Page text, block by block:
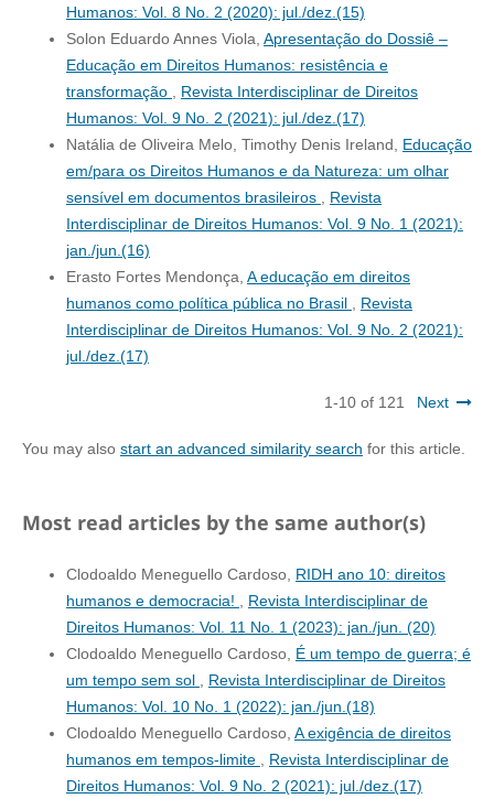
Humanos: Vol. 8 No. 2 (2020): jul./dez.(15)
Solon Eduardo Annes Viola, Apresentação do Dossiê –
Educação em Direitos Humanos: resistência e
transformação
Revista Interdisciplinar de Direitos
Humanos: Vol. 9 No. 2 (2021): jul./dez.(17)
Natália de Oliveira Melo, Timothy Denis Ireland, Educação
em/para os Direitos Humanos e da Natureza: um olhar
sensível em documentos brasileiros
Revista
Interdisciplinar de Direitos Humanos: Vol. 9 No. 1 (2021):
jan./jun.(16)
Erasto Fortes Mendonça, A educação em direitos
humanos como política pública no Brasil
Revista
Interdisciplinar de Direitos Humanos: Vol. 9 No. 2 (2021):
jul./dez.(17)
1-10 of 121 Next
You may also start an advanced similarity search for this article.
Most read articles by the same author(s)
Clodoaldo Meneguello Cardoso, RIDH ano 10: direitos
humanos e democracia!
Revista Interdisciplinar de
Direitos Humanos: Vol. 11 No. 1 (2023): jan./jun. (20)
Clodoaldo Meneguello Cardoso, É um tempo de guerra; é
um tempo sem sol
Revista Interdisciplinar de Direitos
Humanos: Vol. 10 No. 1 (2022): jan./jun.(18)
Clodoaldo Meneguello Cardoso, A exigência de direitos
humanos em tempos-limite
Revista Interdisciplinar de
Direitos Humanos: Vol. 9 No. 2 (2021): jul./dez.(17)